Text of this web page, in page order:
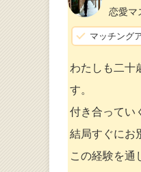
恋愛マ
マッチング
わたしも二十
す。
付き合ってい
結局すぐにお
この経験を通